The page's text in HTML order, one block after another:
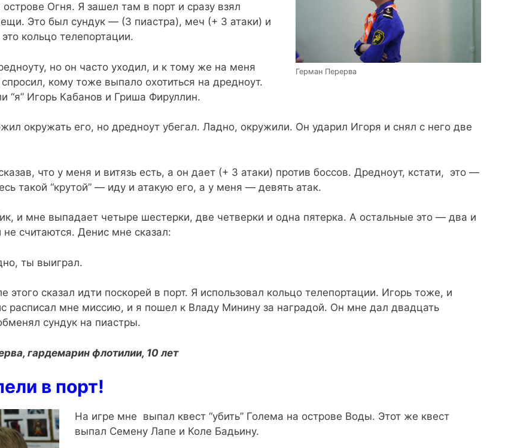
Герман Перерва
Огня. Я зашел там в порт и сразу взял
Это был сундук — (3 пиастра), меч (+ 3 атаки) и
кольцо телепортации.
но он часто уходил, и к тому же на меня
кому тоже выпало охотиться на дредноут.
“я” Игорь Кабанов и Гриша Фируллин.
окружать его, но дредноут убегал. Ладно, окружили. Он ударил Игоря и снял с него две
что у меня и витязь есть, а он дает (+ 3 атаки) против боссов. Дредноут, кстати, это —
такой “крутой” — иду и атакую его, а у меня — девять атак.
и мне выпадает четыре шестерки, две четверки и одна пятерка. А остальные это — два и
не считаются. Денис мне сказал:
ты выиграл.
этого сказал идти поскорей в порт. Я использовал кольцо телепортации. Игорь тоже, и
расписал мне миссию, и я пошел к Владу Минину за наградой. Он мне дал двадцать
сундук на пиастры.
гардемарин флотилии, 10 лет
в порт!
На игре мне выпал квест “убить” Голема на острове Воды. Этот же квест
выпал Семену Лапе и Коле Бадьину.